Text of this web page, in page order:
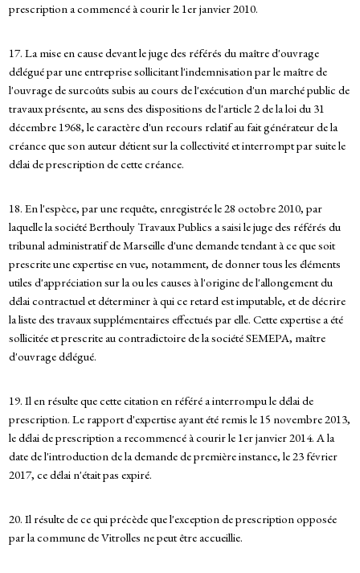
prescription a commencé à courir le 1er janvier 2010.
17. La mise en cause devant le juge des référés du maître d'ouvrage
délégué par une entreprise sollicitant l'indemnisation par le maître de
l'ouvrage de surcoûts subis au cours de l'exécution d'un marché public de
travaux présente, au sens des dispositions de l'article 2 de la loi du 31
décembre 1968, le caractère d'un recours relatif au fait générateur de la
créance que son auteur détient sur la collectivité et interrompt par suite le
délai de prescription de cette créance.
18. En l'espèce, par une requête, enregistrée le 28 octobre 2010, par
laquelle la société Berthouly Travaux Publics a saisi le juge des référés du
tribunal administratif de Marseille d'une demande tendant à ce que soit
prescrite une expertise en vue, notamment, de donner tous les éléments
utiles d'appréciation sur la ou les causes à l'origine de l'allongement du
délai contractuel et déterminer à qui ce retard est imputable, et de décrire
la liste des travaux supplémentaires effectués par elle. Cette expertise a été
sollicitée et prescrite au contradictoire de la société SEMEPA, maître
d'ouvrage délégué.
19. Il en résulte que cette citation en référé a interrompu le délai de
prescription. Le rapport d'expertise ayant été remis le 15 novembre 2013,
le délai de prescription a recommencé à courir le 1er janvier 2014. A la
date de l'introduction de la demande de première instance, le 23 février
2017, ce délai n'était pas expiré.
20. Il résulte de ce qui précède que l'exception de prescription opposée
par la commune de Vitrolles ne peut être accueillie.